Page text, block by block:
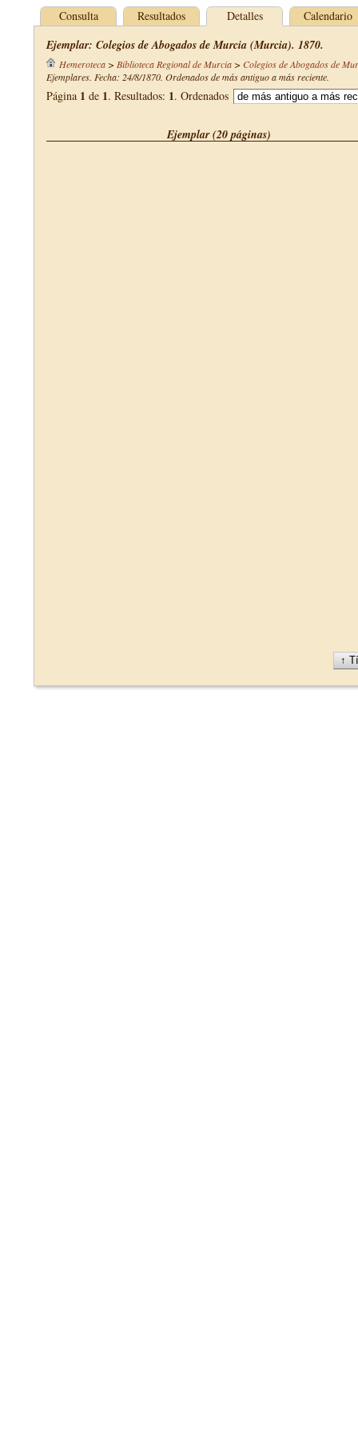
Consulta Resultados Detalles Calendario
Ejemplar: Colegios de Abogados de Murcia (Murcia). 1870.
Hemeroteca> Biblioteca Regional de Murcia> Colegios de Abogados de
Ejemplares. Fecha: 24/8/1870. Ordenados de más antiguo a más reciente.
Página 1 de 1. Resultados: 1. Ordenados
Ejemplar (20 páginas)